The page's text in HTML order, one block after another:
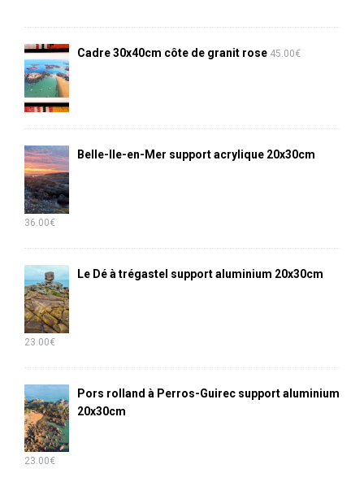
Cadre 30x40cm côte de granit rose 45.00€
Belle-Ile-en-Mer support acrylique 20x30cm
36.00€
Le Dé à trégastel support aluminium 20x30cm
23.00€
Pors rolland à Perros-Guirec support aluminium
20x30cm
23.00€